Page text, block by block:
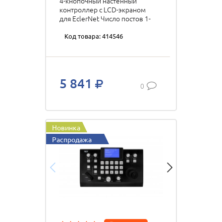
контроллер с LCD-экраном
для EclerNet Число постов 1-
Код товара: 414546
5 841 0
Новинка
Распродажа